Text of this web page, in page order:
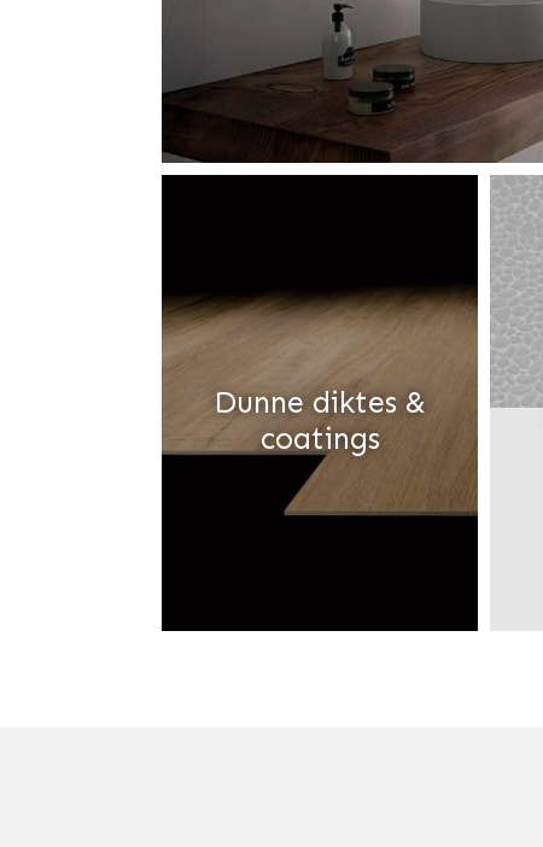
Dunne diktes &
coatings